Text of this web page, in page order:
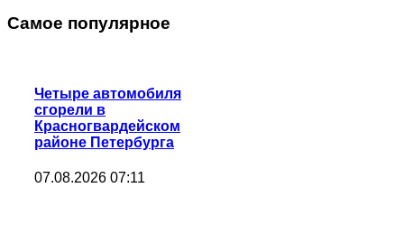
Самое популярное
Четыре автомобиля
сгорели в
Красногвардейском
районе Петербурга
07.08.2026 07:11